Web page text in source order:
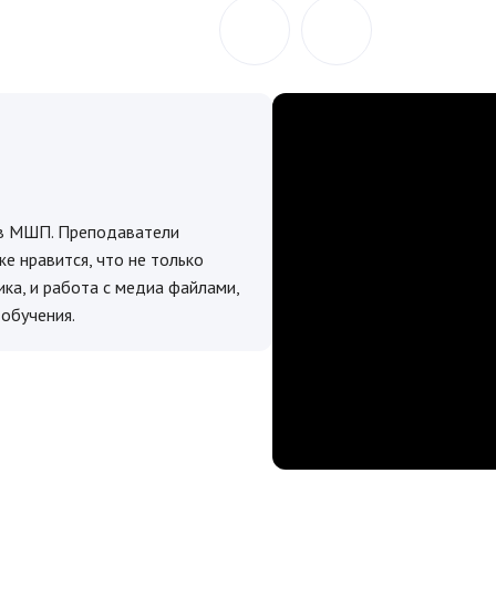
в МШП. Преподаватели
нравится, что не только
и работа с медиа файлами,